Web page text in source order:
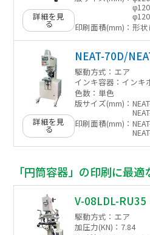
詳細を見
る
印刷面積(mm)：形
詳細を見
る
NEAT-70D/
駆動方式： エア
インキ容器： インキ
色数： 単色
版サイズ(mm)：
印刷面積(mm)：
「円筒容器」の印刷に最
V-08LDL-RU35
駆動方式： エア
加圧力(KN)： 7.84